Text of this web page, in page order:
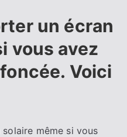
un écran
vous avez
Voici
même si vous